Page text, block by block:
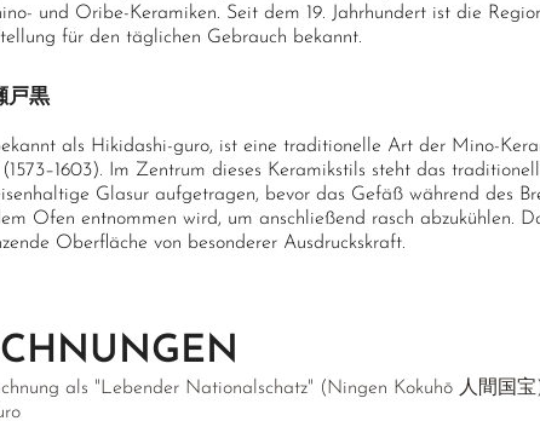
und Oribe-Keramiken. Seit dem 19. Jahrhundert ist die
für den täglichen Gebrauch bekannt.
戸黒
als Hikidashi-guro, ist eine traditionelle Art der Mino-
Im Zentrum dieses Keramikstils steht das
Glasur aufgetragen, bevor das Gefäß während des
Ofen entnommen wird, um anschließend rasch abzukühlen.
Oberfläche von besonderer Ausdruckskraft.
als "Lebender Nationalschatz" (Ningen Kokuhō 人間国